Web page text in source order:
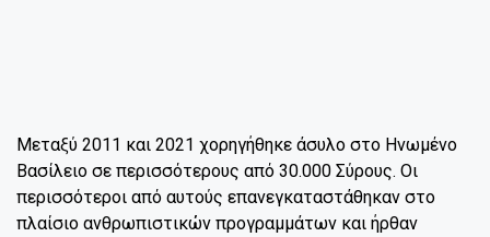
Μεταξύ 2011 και 2021 χορηγήθηκε άσυλο στο Ηνωμένο
Βασίλειο σε περισσότερους από 30.000 Σύρους. Οι
περισσότεροι από αυτούς επανεγκαταστάθηκαν στο
πλαίσιο ανθρωπιστικών προγραμμάτων και ήρθαν